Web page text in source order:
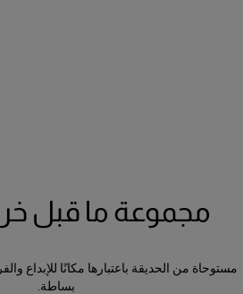
مجموعة ما قبل خريف
مستوحاة من الحديقة باعتبارها مكانًا للإبداع
بساطة.